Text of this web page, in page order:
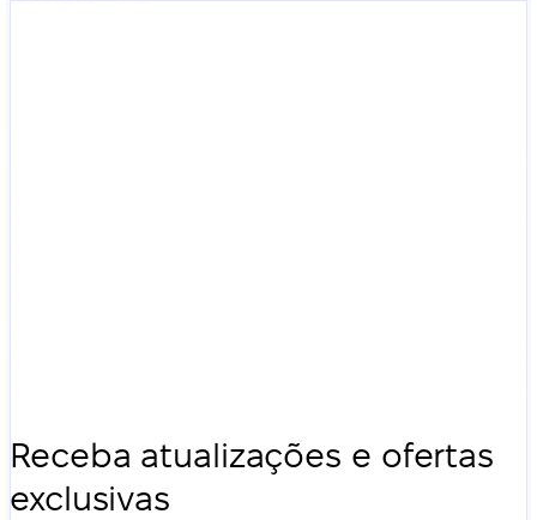
Receba atualizações e ofertas
exclusivas